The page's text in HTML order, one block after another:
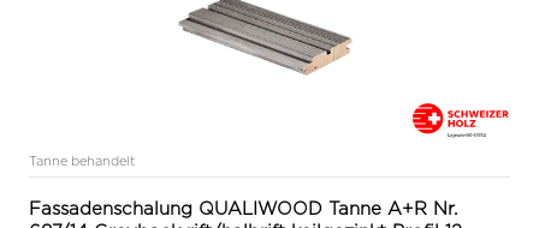
Tanne behandelt
Fassadenschalung QUALIWOOD Tanne A+R Nr.